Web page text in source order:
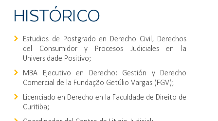
HISTÓRICO
Estudios de Postgrado en Derecho Civil, Derechos
del Consumidor y Procesos Judiciales en la
Universidade Positivo;
MBA Ejecutivo en Derecho: Gestión y Derecho
Comercial de la Fundação Getúlio Vargas (FGV);
Licenciado en Derecho en la Faculdade de Direito de
Curitiba;